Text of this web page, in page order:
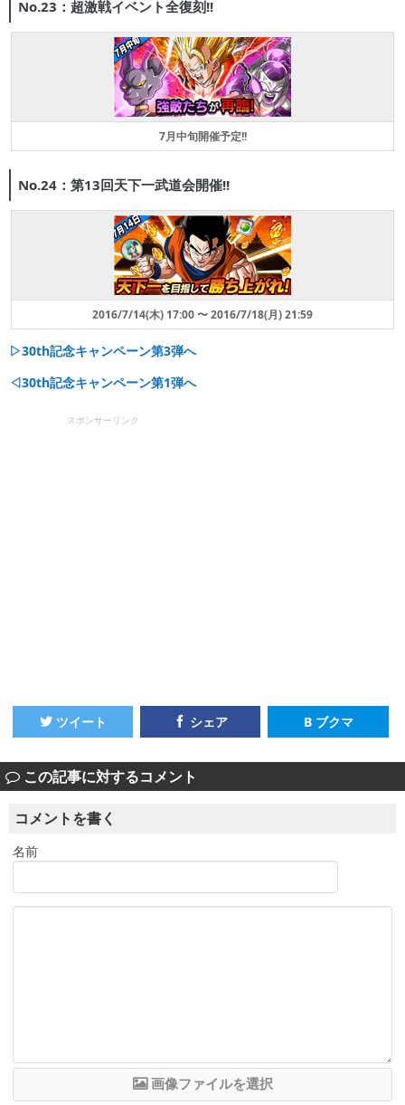
No.23：超激戦イベント全復刻!!
7月中旬開催予定!!
No.24：第13回天下一武道会開催!!
2016/7/14(木) 17:00 〜 2016/7/18(月) 21:59
▷30th記念キャンペーン第3弾へ
◁30th記念キャンペーン第1弾へ
スポンサーリンク
ツイート シェア B ブクマ
この記事に対するコメント
コメントを書く
名前